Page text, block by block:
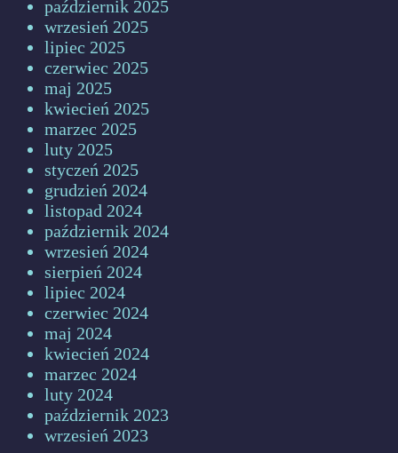
październik 2025
wrzesień 2025
lipiec 2025
czerwiec 2025
maj 2025
kwiecień 2025
marzec 2025
luty 2025
styczeń 2025
grudzień 2024
listopad 2024
październik 2024
wrzesień 2024
sierpień 2024
lipiec 2024
czerwiec 2024
maj 2024
kwiecień 2024
marzec 2024
luty 2024
październik 2023
wrzesień 2023